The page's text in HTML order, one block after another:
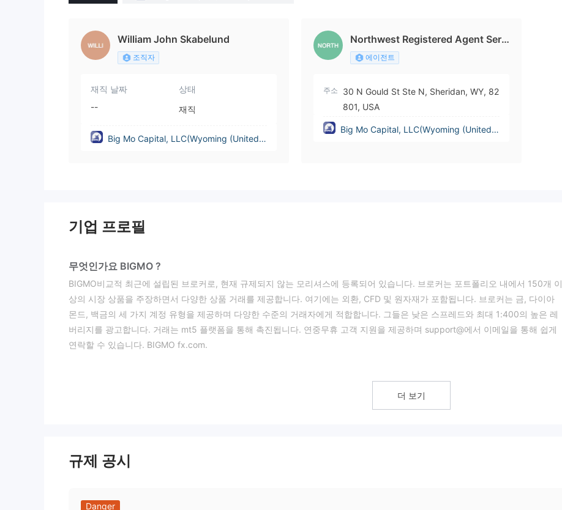
William John Skabelund
조직자
재직 날짜
--
상태
재직
Big Mo Capital, LLC(Wyoming (United S
Northwest Registered Agent Servi
ce Inc에이전트
주소
30 N Gould St Ste N, Sheridan, WY, 82
801, USA
Big Mo Capital, LLC(Wyoming (United S
기업 프로필
무엇인가요 BIGMO ?
BIGMO비교적 최근에 설립된 브로커로, 현재 규제되지 않는 모리셔스에 등록되어 있습니다. 브로커는 포트폴리오 내에서 150개 이
상의 시장 상품을 주장하면서 다양한 상품 거래를 제공합니다. 여기에는 외환, CFD 및 원자재가 포함됩니다. 브로커는 금, 다이아
몬드, 백금의 세 가지 계정 유형을 제공하며 다양한 수준의 거래자에게 적합합니다. 그들은 낮은 스프레드와 최대 1:400의 높은 레
버리지를 광고합니다. 거래는 mt5 플랫폼을 통해 촉진됩니다. 연중무휴 고객 지원을 제공하며 support@에서 이메일을 통해 쉽게
연락할 수 있습니다. BIGMO fx.com.
해 거래자는 다양화할 수 있는 충분한 기회를 갖게 됩니다.
더 보기
규제 공시
Danger